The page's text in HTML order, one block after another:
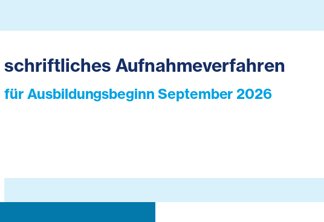
schriftliches Aufnahmeverfahren
für Ausbildungsbeginn September 2026